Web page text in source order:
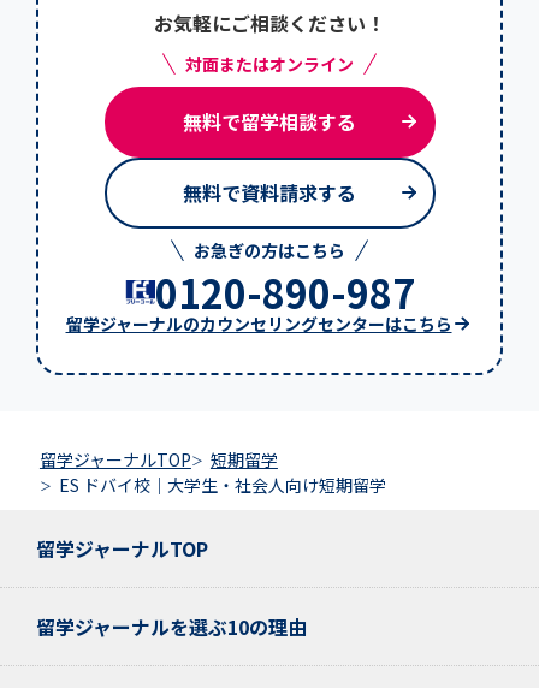
お気軽にご相談ください！
対面またはオンライン
無料で留学相談する
無料で資料請求する
お急ぎの方はこちら
0120-890-987
留学ジャーナルのカウンセリングセンターはこちら
留学ジャーナルTOP
短期留学
ES ドバイ校｜大学生・社会人向け短期留学
留学ジャーナルTOP
留学ジャーナルを選ぶ10の理由